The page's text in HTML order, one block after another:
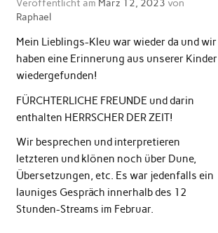
Veröffentlicht am März 12, 2023 von
Raphael
Mein Lieblings-Kleu war wieder da und wir
haben eine Erinnerung aus unserer Kinder
wiedergefunden!
FÜRCHTERLICHE FREUNDE und darin
enthalten HERRSCHER DER ZEIT!
Wir besprechen und interpretieren
letzteren und klönen noch über Dune,
Übersetzungen, etc. Es war jedenfalls ein
launiges Gespräch innerhalb des 12
Stunden-Streams im Februar.